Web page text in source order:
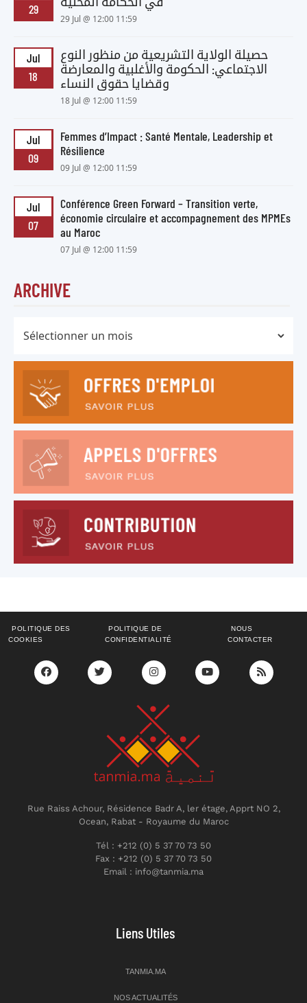
29
29 Jul @ 12:00 11:59
Jul
18
حصيلة الولاية التشريعية من منظور النوع
الاجتماعي: الحكومة والأغلبية والمعارضة
وقضايا حقوق النساء
18 Jul @ 12:00 11:59
Jul
09
Femmes d’Impact : Santé Mentale, Leadership et
Résilience
09 Jul @ 12:00 11:59
Jul
07
Conférence Green Forward – Transition verte,
économie circulaire et accompagnement des MPMEs
au Maroc
07 Jul @ 12:00 11:59
ARCHIVE
POLITIQUE DES
COOKIES
POLITIQUE DE
CONFIDENTIALITÉ
NOUS
CONTACTER
Rue Raiss Achour, Résidence Badr A, ler étage, Apprt NO 2,
Ocean, Rabat - Royaume du Maroc
Tél : +212 (0) 5 37 70 73 50
Fax : +212 (0) 5 37 70 73 50
Email : info@tanmia.ma
Liens Utiles
TANMIA.MA
NOS ACTUALITÉS